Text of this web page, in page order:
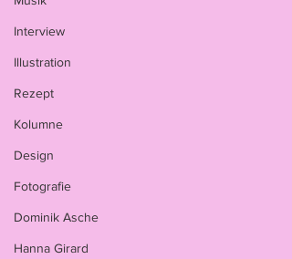
Interview
Illustration
Rezept
Kolumne
Design
Fotografie
Dominik Asche
Hanna Girard